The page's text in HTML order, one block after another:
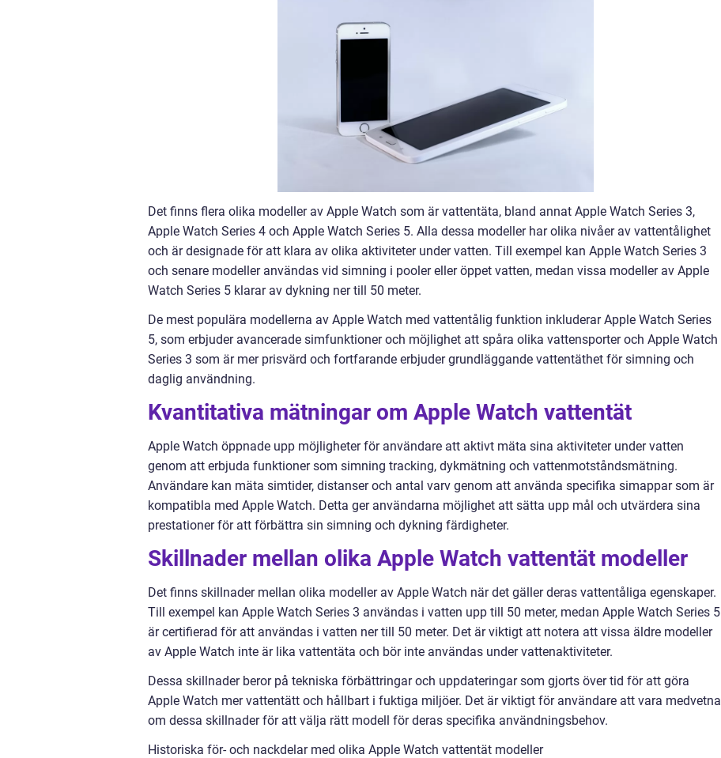
Det finns flera olika modeller av Apple Watch som är vattentäta, bland annat Apple Watch Series 3,
Apple Watch Series 4 och Apple Watch Series 5. Alla dessa modeller har olika nivåer av vattentålighet
och är designade för att klara av olika aktiviteter under vatten. Till exempel kan Apple Watch Series 3
och senare modeller användas vid simning i pooler eller öppet vatten, medan vissa modeller av Apple
Watch Series 5 klarar av dykning ner till 50 meter.
De mest populära modellerna av Apple Watch med vattentålig funktion inkluderar Apple Watch Series
5, som erbjuder avancerade simfunktioner och möjlighet att spåra olika vattensporter och Apple Watch
Series 3 som är mer prisvärd och fortfarande erbjuder grundläggande vattentäthet för simning och
daglig användning.
Kvantitativa mätningar om Apple Watch vattentät
Apple Watch öppnade upp möjligheter för användare att aktivt mäta sina aktiviteter under vatten
genom att erbjuda funktioner som simning tracking, dykmätning och vattenmotståndsmätning.
Användare kan mäta simtider, distanser och antal varv genom att använda specifika simappar som är
kompatibla med Apple Watch. Detta ger användarna möjlighet att sätta upp mål och utvärdera sina
prestationer för att förbättra sin simning och dykning färdigheter.
Skillnader mellan olika Apple Watch vattentät modeller
Det finns skillnader mellan olika modeller av Apple Watch när det gäller deras vattentåliga egenskaper.
Till exempel kan Apple Watch Series 3 användas i vatten upp till 50 meter, medan Apple Watch Series 5
är certifierad för att användas i vatten ner till 50 meter. Det är viktigt att notera att vissa äldre modeller
av Apple Watch inte är lika vattentäta och bör inte användas under vattenaktiviteter.
Dessa skillnader beror på tekniska förbättringar och uppdateringar som gjorts över tid för att göra
Apple Watch mer vattentätt och hållbart i fuktiga miljöer. Det är viktigt för användare att vara medvetna
om dessa skillnader för att välja rätt modell för deras specifika användningsbehov.
Historiska för- och nackdelar med olika Apple Watch vattentät modeller